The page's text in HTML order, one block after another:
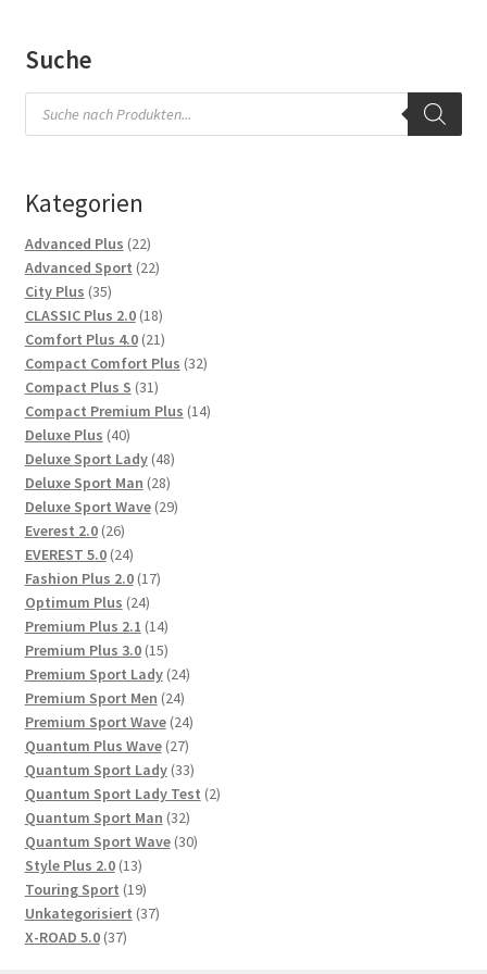
Suche
Products
search
Kategorien
Advanced Plus 2222
Produkte
Advanced Sport 2222
City Plus 3535
Produkte
CLASSIC Plus 2.0 1818
Produkte
Comfort Plus 4.0 2121
Produkte
Compact Comfort Plus 3232
Compact Plus S 3131
Produkte
Compact Premium Plus 1414
Deluxe Plus 4040
Produkte
Deluxe Sport Lady 4848
Produkte
Deluxe Sport Man 2828
Produkte
Deluxe Sport Wave 2929
Everest 2.0 2626
Produkte
EVEREST 5.0 2424
Produkte
Fashion Plus 2.0 1717
Optimum Plus 2424
Produkte
Premium Plus 2.1 1414
Produkte
Premium Plus 3.0 1515
Produkte
Premium Sport Lady 2424
Premium Sport Men 2424
Produkte
Premium Sport Wave 2424
Produkte
Quantum Plus Wave 2727
Produkte
Quantum Sport Lady 3333
Produkte
Quantum Sport Lady Test 22
Quantum Sport Man 3232
Produkte
Quantum Sport Wave 3030
Style Plus 2.0 1313
Produkte
Touring Sport 1919
Produkte
Unkategorisiert 3737
X-ROAD 5.0 3737